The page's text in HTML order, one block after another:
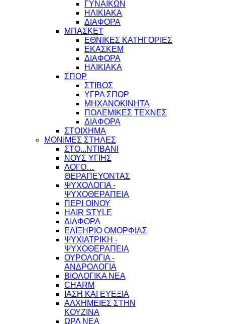
ΓΥΝΑΙΚΩΝ
ΗΛΙΚΙΑΚΑ
ΔΙΑΦΟΡΑ
ΜΠΑΣΚΕΤ
ΕΘΝΙΚΕΣ ΚΑΤΗΓΟΡΙΕΣ
ΕΚΑΣΚΕΜ
ΔΙΑΦΟΡΑ
ΗΛΙΚΙΑΚΑ
ΣΠΟΡ
ΣΤΙΒΟΣ
ΥΓΡΑ ΣΠΟΡ
ΜΗΧΑΝΟΚΙΝΗΤΑ
ΠΟΛΕΜΙΚΕΣ ΤΕΧΝΕΣ
ΔΙΑΦΟΡΑ
ΣΤΟΙΧΗΜΑ
ΜΟΝΙΜΕΣ ΣΤΗΛΕΣ
ΣΤΟ...ΝΤΙΒΑΝΙ
ΝΟΥΣ ΥΓΙΗΣ
ΛΟΓΟ…
ΘΕΡΑΠΕΥΟΝΤΑΣ
ΨΥΧΟΛΟΓΙΑ -
ΨΥΧΟΘΕΡΑΠΕΙΑ
ΠΕΡΙ ΟΙΝΟΥ
HAIR STYLE
ΔΙΑΦΟΡΑ
ΕΛΙΞΗΡΙΟ ΟΜΟΡΦΙΑΣ
ΨΥΧΙΑΤΡΙΚΗ -
ΨΥΧΟΘΕΡΑΠΕΙΑ
ΟΥΡΟΛΟΓΙΑ -
ΑΝΔΡΟΛΟΓΙΑ
ΒΙΟΛΟΓΙΚΑ ΝΕΑ
CHARM
ΙΑΣΗ ΚΑΙ ΕΥΕΞΙΑ
ΑΛΧΗΜΕΙΕΣ ΣΤΗΝ
ΚΟΥΖΙΝΑ
ΩΡΛ ΝEA